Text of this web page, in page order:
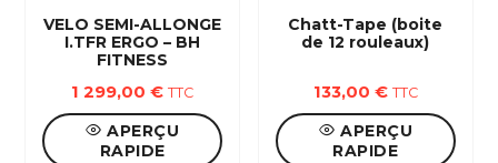
VELO SEMI-ALLONGE
I.TFR ERGO – BH
FITNESS
1 299,00€ TTC
APERÇU
RAPIDE
Chatt-Tape (boite
de 12 rouleaux)
133,00 € TTC
APERÇU
RAPIDE